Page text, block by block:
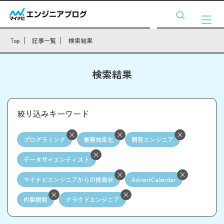
Top 記事一覧 検索結果
検索結果
絞り込みキーワード
プログラミング 業務効率化 開発エンジニア
データサイエンティスト
マイナビエンジニアからの挑戦状 AdventCalendar
内製開発 クラウドエンジニア